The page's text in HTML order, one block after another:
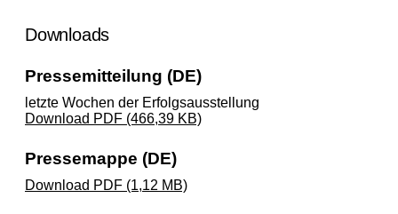
Downloads
Pressemitteilung (DE)
letzte Wochen der Erfolgsausstellung
Download PDF (466,39 KB)
Pressemappe (DE)
Download PDF (1,12 MB)